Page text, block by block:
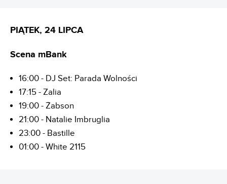
PIĄTEK, 24 LIPCA
Scena mBank
16:00 - DJ Set: Parada Wolności
17:15 - Zalia
19:00 - Żabson
21:00 - Natalie Imbruglia
23:00 - Bastille
01:00 - White 2115